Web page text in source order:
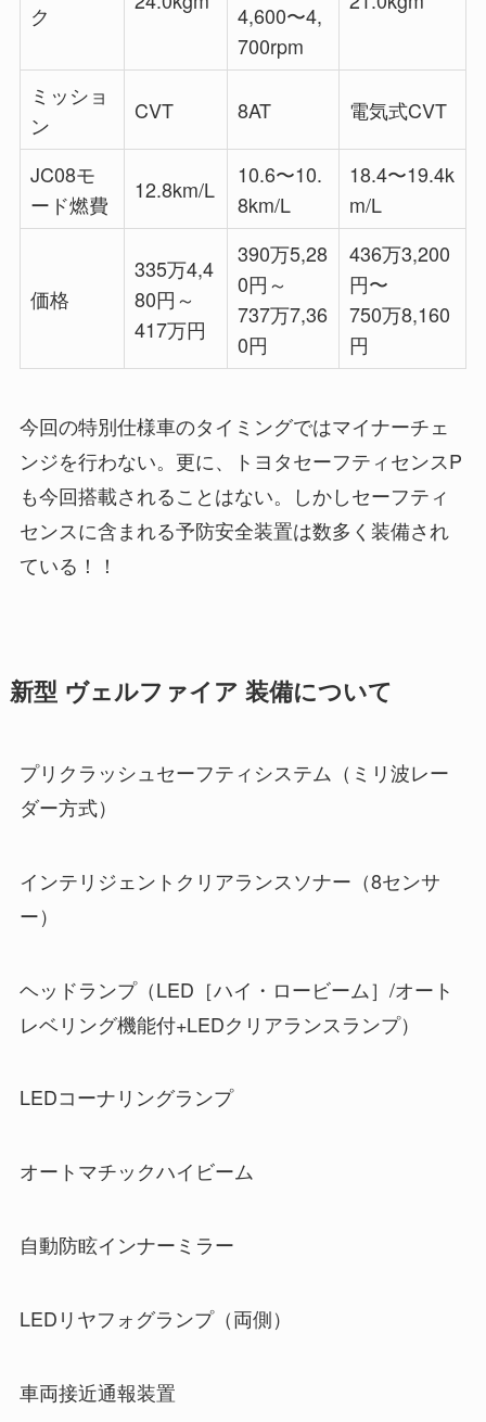
ク
4,600〜4,
700rpm
ミッショ
ン
CVT 8AT 電気式CVT
JC08モ
ード燃費
12.8km/L
10.6〜10.
8km/L
18.4〜19.4k
m/L
価格
335万4,4
80円～
417万円
390万5,28
0円～
737万7,36
0円
436万3,200
円〜
750万8,160
円
今回の特別仕様車のタイミングではマイナーチェ
ンジを行わない。更に、トヨタセーフティセンスP
も今回搭載されることはない。しかしセーフティ
センスに含まれる予防安全装置は数多く装備され
ている！！
新型 ヴェルファイア 装備について
プリクラッシュセーフティシステム（ミリ波レー
ダー方式）
インテリジェントクリアランスソナー（8センサ
ー）
ヘッドランプ（LED［ハイ・ロービーム］/オート
レベリング機能付+LEDクリアランスランプ）
LEDコーナリングランプ
オートマチックハイビーム
自動防眩インナーミラー
LEDリヤフォグランプ（両側）
車両接近通報装置